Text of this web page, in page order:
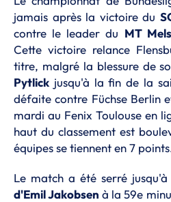
jamais après la victoire du
contre le leader du MT
Cette victoire relance
titre, malgré la blessure de
Pytlick jusqu'à la fin de la
défaite contre Füchse Berlin
mardi au Fenix Toulouse en
haut du classement est
équipes se tiennent en 7
Le match a été serré
d'Emil Jakobsen à la 59e